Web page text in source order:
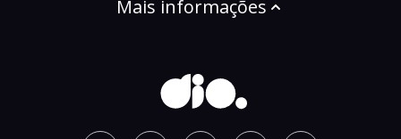
Mais informações